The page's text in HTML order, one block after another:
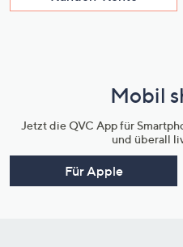
Mobil
Jetzt die QVC App für
und überall
Für Apple